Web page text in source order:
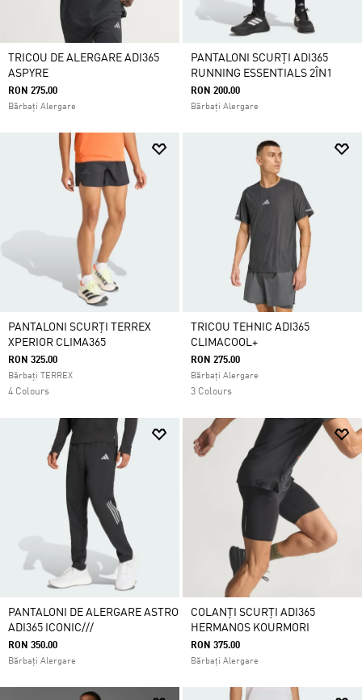
TRICOU DE ALERGARE ADI365
ASPYRE
RON 275.00
Bărbați Alergare
PANTALONI SCURȚI ADI365
RUNNING ESSENTIALS 2ÎN1
RON 200.00
Bărbați Alergare
PANTALONI SCURȚI TERREX
XPERIOR CLIMA365
RON 325.00
Bărbați TERREX
4 Colours
TRICOU TEHNIC ADI365
CLIMACOOL+
RON 275.00
Bărbați Alergare
3 Colours
PANTALONI DE ALERGARE ASTRO
ADI365 ICONIC///
RON 350.00
Bărbați Alergare
COLANȚI SCURȚI ADI365
HERMANOS KOURMORI
RON 375.00
Bărbați Alergare